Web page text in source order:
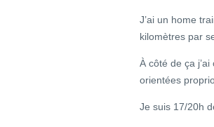
J’ai un home
kilomètres par
À côté de ça
orientées
Je suis 17/20h